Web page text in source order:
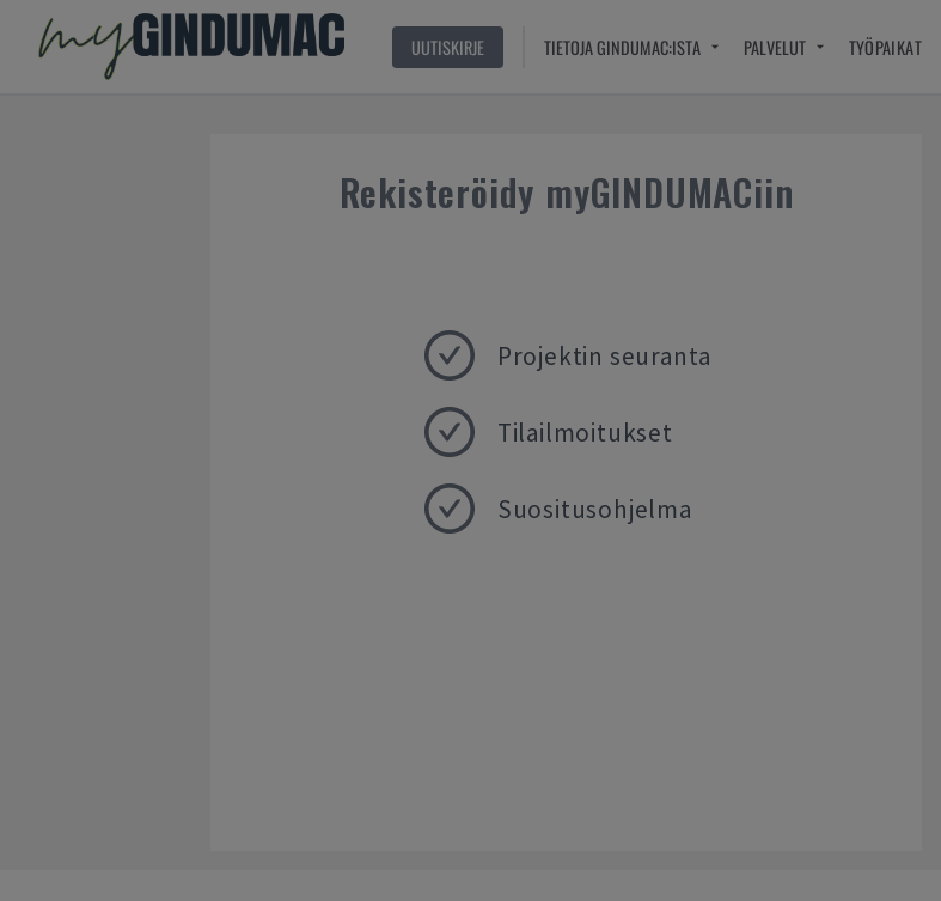
UUTISKIRJE TIETOJA GINDUMAC:ISTA PALVELUT TYÖPAIKAT
Rekisteröidy myGINDUMACiin
Projektin seuranta
Tilailmoitukset
Suositusohjelma